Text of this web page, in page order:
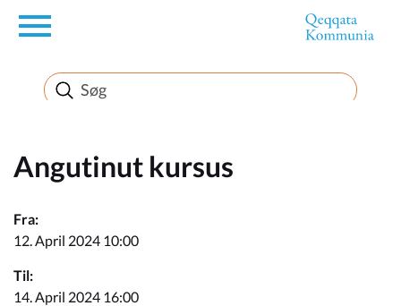
en
Borger
Erhverv
Politik
Turisme
Angutinut kursus
Fra:
12. April 2024 10:00
Til:
14. April 2024 16:00